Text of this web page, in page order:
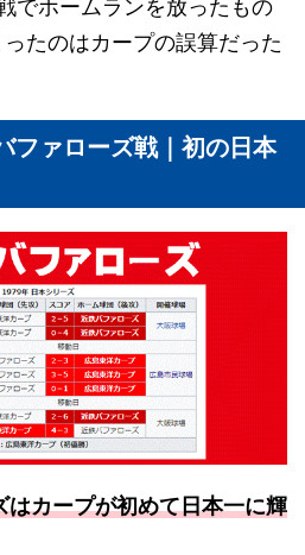
でホームランを放ったもの
たのはカープの誤算だった
ファローズ戦｜初の日本
はカープが初めて日本一に輝